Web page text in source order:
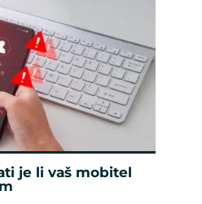
je li vaš mobitel